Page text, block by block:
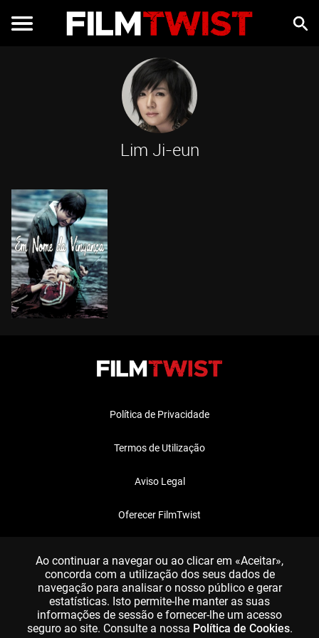
Lim Ji-eun
Política de Privacidade
Termos de Utilização
Aviso Legal
Oferecer FilmTwist
Ao continuar a navegar ou ao clicar em «Aceitar»,
concorda com a utilização dos seus dados de
navegação para analisar o nosso público e gerar
estatísticas. Isto permite-lhe manter as suas
informações de sessão e fornecer-lhe um acesso
seguro ao site. Consulte a nossa Política de Cookies.